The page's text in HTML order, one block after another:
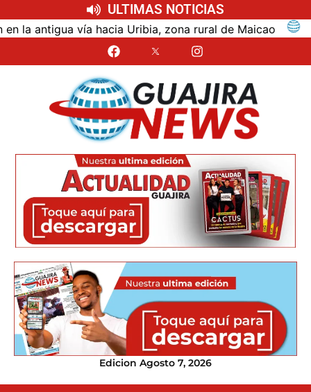
ULTIMAS NOTICIAS
vía hacia Uribia, zona rural de Maicao
Edicion Agosto 7, 2026